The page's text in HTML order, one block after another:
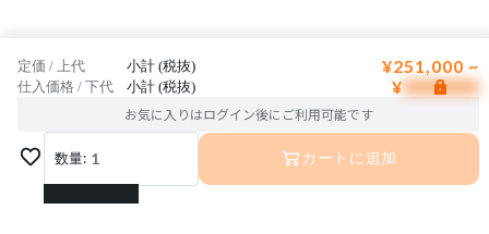
定価 / 上代 小計 (税抜) ¥251,000 ~
仕入価格 / 下代 小計 (税抜) ¥
お気に入りはログイン後にご利用可能です
数量: 1
1
カートに追加